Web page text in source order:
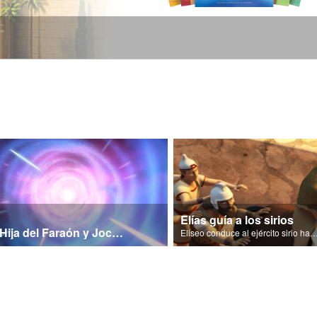
La Hija del Faraón y Jocabed Pt 1
Elías guía a los sirios
Eliseo conduce al ejército sirio